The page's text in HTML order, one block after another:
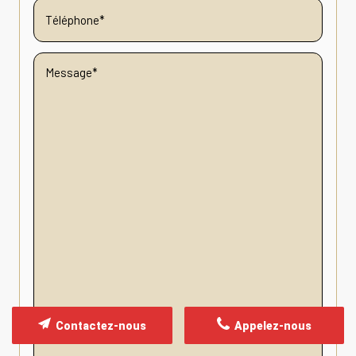
Appelez-nous
Contactez-nous